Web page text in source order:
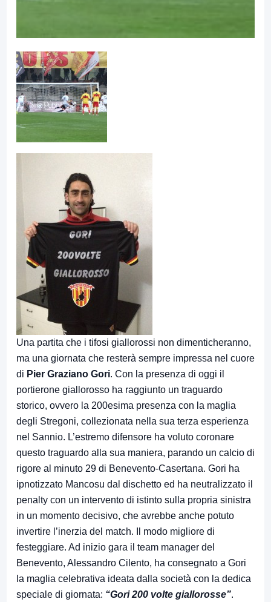
Una partita che i tifosi giallorossi non dimenticheranno,
ma una giornata che resterà sempre impressa nel cuore
di Pier Graziano Gori. Con la presenza di oggi il
portierone giallorosso ha raggiunto un traguardo
storico, ovvero la 200esima presenza con la maglia
degli Stregoni, collezionata nella sua terza esperienza
nel Sannio. L’estremo difensore ha voluto coronare
questo traguardo alla sua maniera, parando un calcio di
rigore al minuto 29 di Benevento-Casertana. Gori ha
ipnotizzato Mancosu dal dischetto ed ha neutralizzato il
penalty con un intervento di istinto sulla propria sinistra
in un momento decisivo, che avrebbe anche potuto
invertire l’inerzia del match. Il modo migliore di
festeggiare. Ad inizio gara il team manager del
Benevento, Alessandro Cilento, ha consegnato a Gori
la maglia celebrativa ideata dalla società con la dedica
speciale di giornata: “Gori 200 volte giallorosse”.